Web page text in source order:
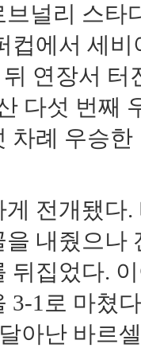
널리 스타
컵에서 세
연장서
다섯 번째
차례 우승
전개됐다
내줬으나
뒤집었다.
3-1로 마쳤
아난 바르